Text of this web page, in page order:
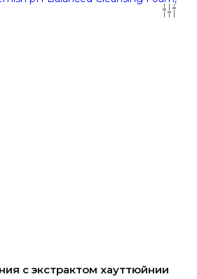
с экстрактом хауттюйнии